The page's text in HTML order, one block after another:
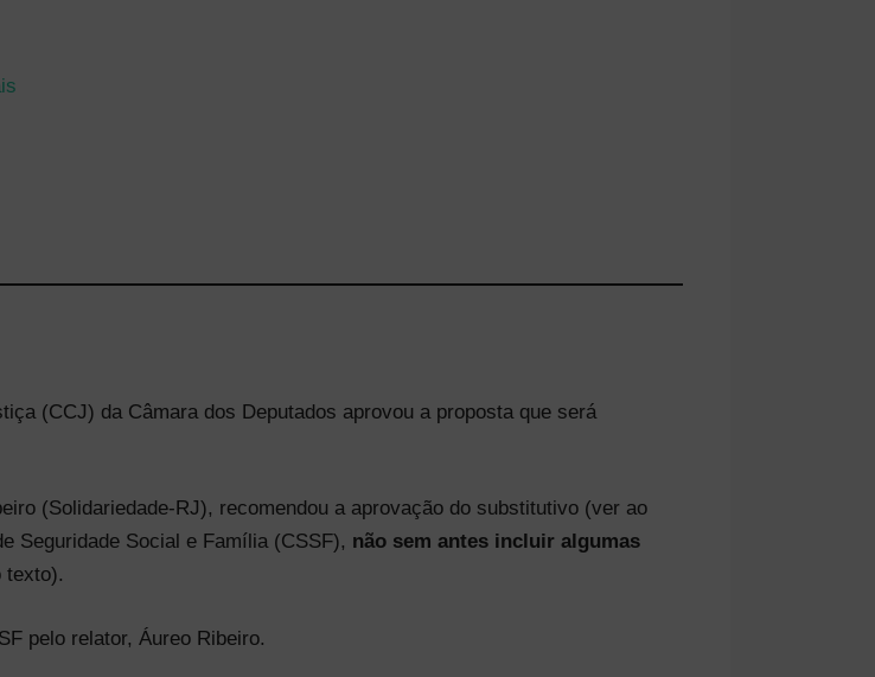
(CCJ) da Câmara dos Deputados aprovou a proposta que será
(Solidariedade-RJ), recomendou a aprovação do substitutivo (ver ao
Seguridade Social e Família (CSSF), não sem antes incluir algumas
texto).
pelo relator, Áureo Ribeiro.